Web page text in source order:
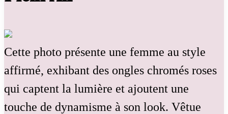
Cette photo présente une femme au style
affirmé, exhibant des ongles chromés roses
qui captent la lumière et ajoutent une
touche de dynamisme à son look. Vêtue